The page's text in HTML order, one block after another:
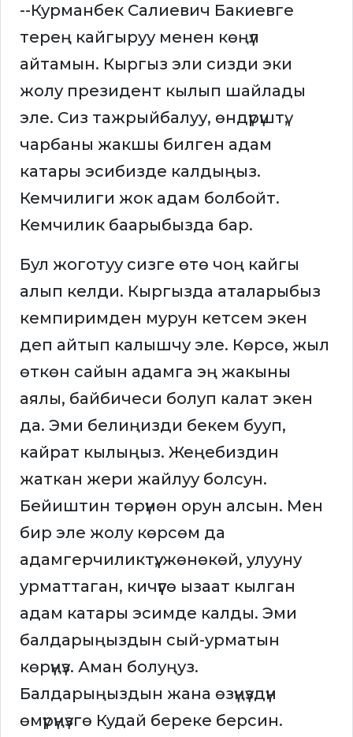
--Курманбек Салиевич Бакиевге
терең кайгыруу менен көңүл
айтамын. Кыргыз эли сизди эки
жолу президент кылып шайлады
эле. Сиз тажрыйбалуу, өндүрүштү,
чарбаны жакшы билген адам
катары эсибизде калдыңыз.
Кемчилиги жок адам болбойт.
Кемчилик баарыбызда бар.
Бул жоготуу сизге өтө чоң кайгы
алып келди. Кыргызда аталарыбыз
кемпиримден мурун кетсем экен
деп айтып калышчу эле. Көрсө, жыл
өткөн сайын адамга эң жакыны
аялы, байбичеси болуп калат экен
да. Эми белиңизди бекем бууп,
кайрат кылыңыз. Жеңебиздин
жаткан жери жайлуу болсун.
Бейиштин төрүнөн орун алсын. Мен
бир эле жолу көрсөм да
адамгерчиликтүү, жөнөкөй, улууну
урматтаган, кичүүгө ызаат кылган
адам катары эсимде калды. Эми
балдарыңыздын сый-урматын
көрүңүз. Аман болуңуз.
Балдарыңыздын жана өзүңүздүн
өмүрүңүзгө Кудай береке берсин.